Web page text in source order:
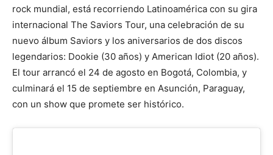
rock mundial, está recorriendo Latinoamérica con su gira
internacional The Saviors Tour, una celebración de su
nuevo álbum Saviors y los aniversarios de dos discos
legendarios: Dookie (30 años) y American Idiot (20 años).
El tour arrancó el 24 de agosto en Bogotá, Colombia, y
culminará el 15 de septiembre en Asunción, Paraguay,
con un show que promete ser histórico.